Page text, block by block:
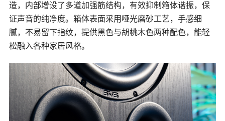
造，内部增设了多道加强筋结构，有效抑制箱体谐振，保
证声音的纯净度。箱体表面采用哑光磨砂工艺，手感细
腻，不易留下指纹，提供黑色与胡桃木色两种配色，能轻
松融入各种家居风格。